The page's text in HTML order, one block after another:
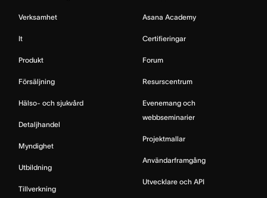
Verksamhet
It
Produkt
Försäljning
Hälso- och sjukvård
Detaljhandel
Myndighet
Utbildning
Tillverkning
Asana Academy
Certifieringar
Forum
Resurscentrum
Evenemang och
webbseminarier
Projektmallar
Användarframgång
Utvecklare och API